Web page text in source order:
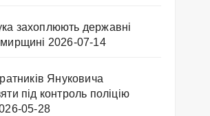
захоплюють державні
2026-07-14
Януковича
під контроль поліцію
05-28